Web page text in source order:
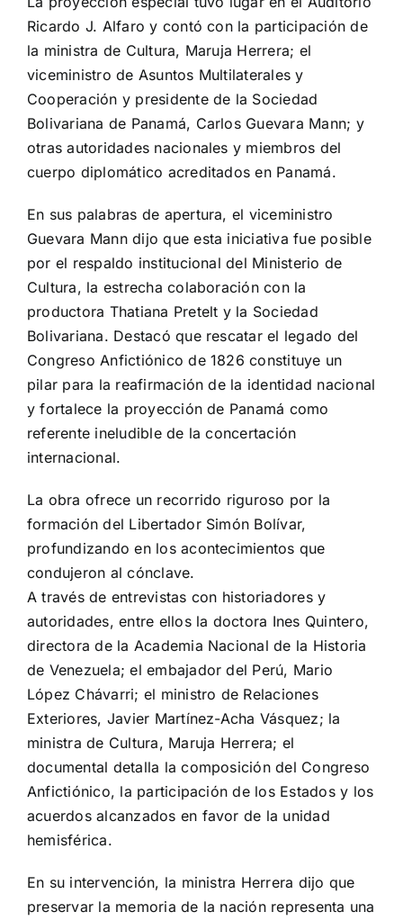
Ricardo J. Alfaro y contó con la participación de
la ministra de Cultura, Maruja Herrera; el
viceministro de Asuntos Multilaterales y
Cooperación y presidente de la Sociedad
Bolivariana de Panamá, Carlos Guevara Mann; y
otras autoridades nacionales y miembros del
cuerpo diplomático acreditados en Panamá.
En sus palabras de apertura, el viceministro
Guevara Mann dijo que esta iniciativa fue posible
por el respaldo institucional del Ministerio de
Cultura, la estrecha colaboración con la
productora Thatiana Pretelt y la Sociedad
Bolivariana. Destacó que rescatar el legado del
Congreso Anfictiónico de 1826 constituye un
pilar para la reafirmación de la identidad nacional
y fortalece la proyección de Panamá como
referente ineludible de la concertación
internacional.
La obra ofrece un recorrido riguroso por la
formación del Libertador Simón Bolívar,
profundizando en los acontecimientos que
condujeron al cónclave.
A través de entrevistas con historiadores y
autoridades, entre ellos la doctora Ines Quintero,
directora de la Academia Nacional de la Historia
de Venezuela; el embajador del Perú, Mario
López Chávarri; el ministro de Relaciones
Exteriores, Javier Martínez-Acha Vásquez; la
ministra de Cultura, Maruja Herrera; el
documental detalla la composición del Congreso
Anfictiónico, la participación de los Estados y los
acuerdos alcanzados en favor de la unidad
hemisférica.
En su intervención, la ministra Herrera dijo que
preservar la memoria de la nación representa una